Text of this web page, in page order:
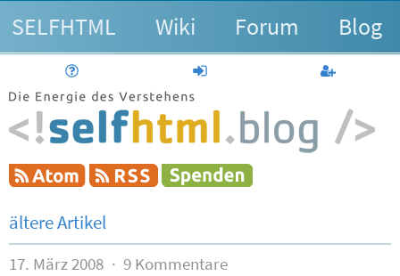
SELFHTML Wiki Forum Blog
anmelden
ältere Artikel
17. März 2008 9 Kommentare